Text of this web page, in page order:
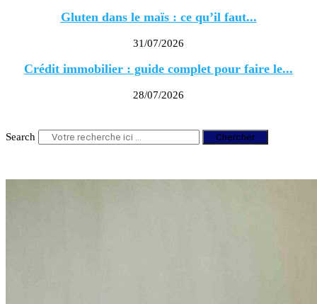
Gluten dans le maïs : ce qu’il faut...
31/07/2026
Crédit immobilier : guide complet pour faire le...
28/07/2026
Search Chercher